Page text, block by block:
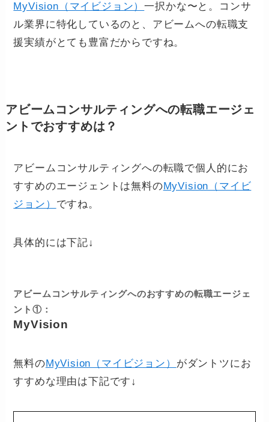
MyVision（マイビジョン）一択かな〜と。コンサ
ル業界に特化しているのと、アビームへの転職支
援実績がとても豊富だからですね。
アビームコンサルティングへの転職エージェ
ントでおすすめは？
アビームコンサルティングへの転職で個人的にお
すすめのエージェントは無料のMyVision（マイビ
ジョン） ですね。
具体的には下記↓
アビームコンサルティングへのおすすめの転職エージェ
ント①：
MyVision
無料のMyVision（マイビジョン） がダントツにお
すすめな理由は下記です↓